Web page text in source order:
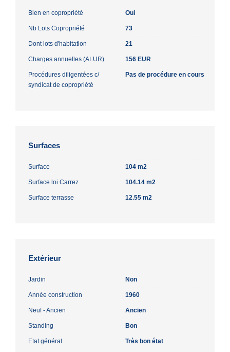
Bien en copropriété Oui
Nb Lots Copropriété 73
Dont lots d'habitation 21
Charges annuelles (ALUR) 156 EUR
Procédures diligentées c/
syndicat de copropriété
Pas de procédure en cours
Surfaces
Surface 104 m2
Surface loi Carrez 104.14 m2
Surface terrasse 12.55 m2
Extérieur
Jardin Non
Année construction 1960
Neuf - Ancien Ancien
Standing Bon
Etat général Très bon état